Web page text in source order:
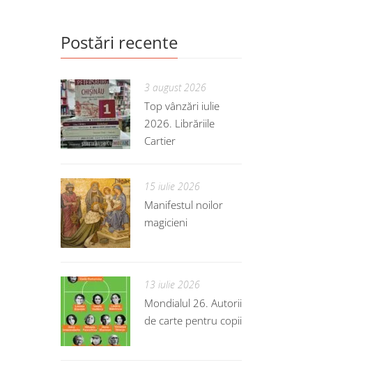
Postări recente
3 august 2026
Top vânzări iulie
2026. Librăriile
Cartier
15 iulie 2026
Manifestul noilor
magicieni
13 iulie 2026
Mondialul 26. Autorii
de carte pentru copii